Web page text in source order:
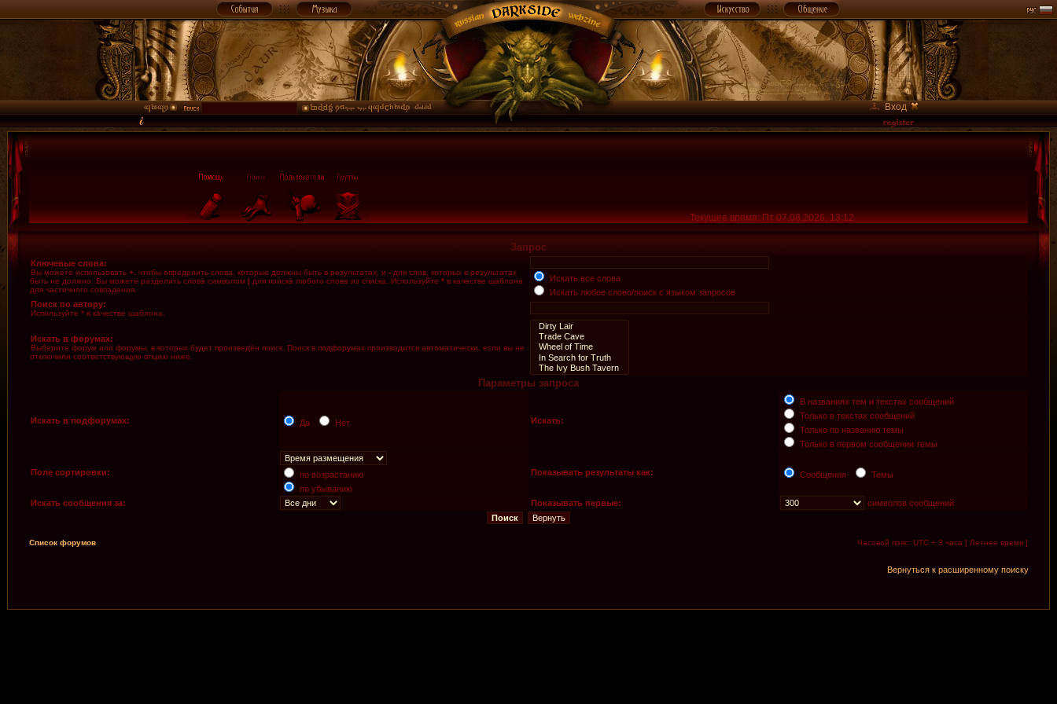
Вход
Текущее время: Пт 07.08.2026, 13:12
Запрос
Ключевые слова:
Вы можете использовать + , чтобы определить слова, которые должны быть в результатах, и - для слов, которых в результатах
быть не должно. Вы можете разделить слова символом | для поиска любого слова из списка. Используйте * в качестве шаблона
для частичного совпадения.
Искать все слова
Искать любое слово/поиск с языком запросов
Поиск по автору:
Используйте * в качестве шаблона.
Искать в форумах:
Выберите форум или форумы, в которых будет произведён поиск. Поиск в подфорумах производится автоматически, если вы не
отключили соответствующую опцию ниже.
Параметры запроса
Искать в подфорумах: Да Нет Искать:
В названиях тем и текстах сообщений
Только в текстах сообщений
Только по названию темы
Только в первом сообщении темы
Поле сортировки:
по возрастанию
по убыванию
Показывать результаты как: Сообщения Темы
Искать сообщения за: Показывать первые: символов сообщений
Список форумов Часовой пояс: UTC + 3 часа [ Летнее время ]
Вернуться к расширенному поиску